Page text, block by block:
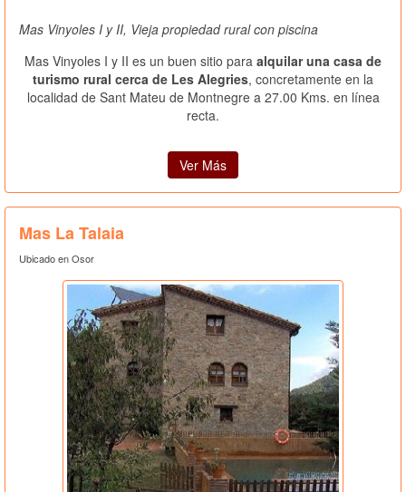
Mas Vinyoles I y II, Vieja propiedad rural con piscina
Mas Vinyoles I y II es un buen sitio para alquilar una casa de
turismo rural cerca de Les Alegries, concretamente en la
localidad de Sant Mateu de Montnegre a 27.00 Kms. en línea
recta.
Ver Más
Mas La Talaia
Ubicado en Osor